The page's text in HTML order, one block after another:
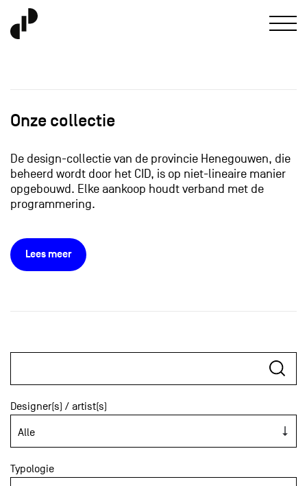
Onze collectie
De design-collectie van de provincie Henegouwen, die
beheerd wordt door het CID, is op niet-lineaire manier
opgebouwd. Elke aankoop houdt verband met de
programmering.
Lees meer
Designer(s) / artist(s)
Typologie